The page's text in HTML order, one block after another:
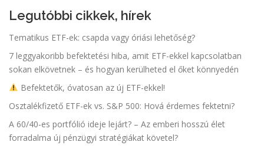
Legutóbbi cikkek, hírek
Tematikus ETF-ek: csapda vagy óriási lehetőség?
7 leggyakoribb befektetési hiba, amit ETF-ekkel kapcsolatban
sokan elkövetnek – és hogyan kerülheted el őket könnyedén
Befektetők, óvatosan az új ETF-ekkel!
Osztalékfizető ETF-ek vs. S&P 500: Hová érdemes fektetni?
A 60/40-es portfólió ideje lejárt? – Az emberi hosszú élet
forradalma új pénzügyi stratégiákat követel?